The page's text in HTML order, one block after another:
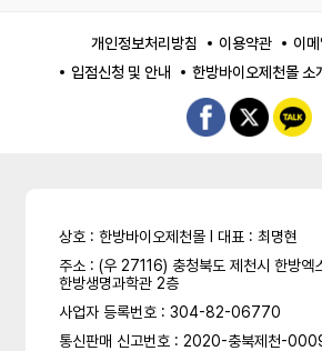
개인정보처리방침 이용약관
이
입점신청 및 안내
한방바이오제천몰 소
상호 : 한방바이오제천몰 l 대표 : 최명현
주소 : (우 27116) 충청북도 제천시 한방엑
한방생명과학관 2층
사업자 등록번호 : 304-82-06770
통신판매 신고번호 : 2020-충북제천-